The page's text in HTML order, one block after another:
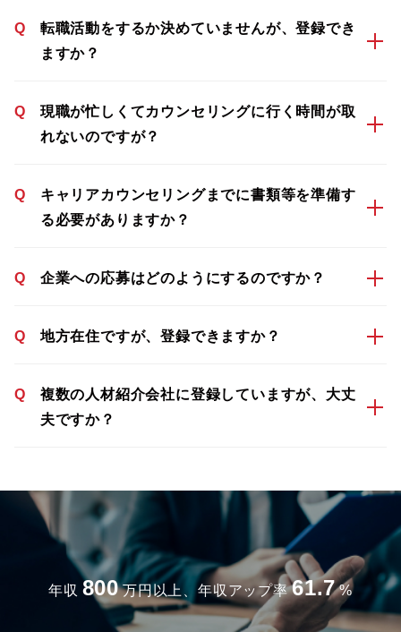
Q
転職活動をするか決めていませんが、登録でき
ますか？
Q
現職が忙しくてカウンセリングに行く時間が取
れないのですが？
Q
キャリアカウンセリングまでに書類等を準備す
る必要がありますか？
Q 企業への応募はどのようにするのですか？
Q 地方在住ですが、登録できますか？
Q
複数の人材紹介会社に登録していますが、大丈
夫ですか？
年収 800 万円以上、年収アップ率 61.7 %